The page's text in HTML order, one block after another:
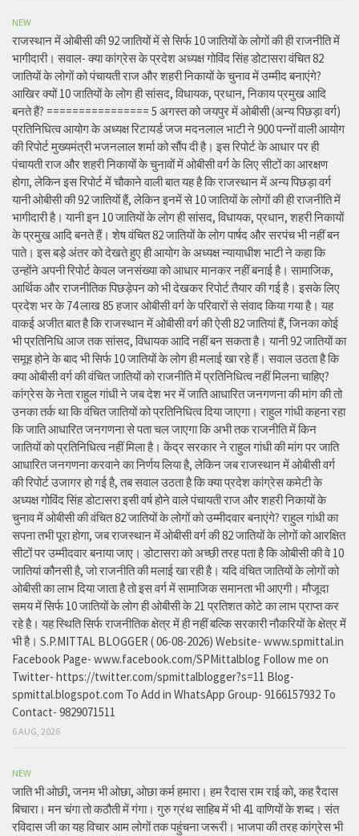
NEW
राजस्थान में ओबीसी की 92 जातियों में से सिर्फ 10 जातियों के लोगों की ही राजनीति में
भागीदारी। सवाल- क्या कांग्रेस के प्रदेश अध्यक्ष गोविंद सिंह डोटासरा वंचित 82
जातियों के लोगों को पंचायती राज और शहरी निकायों के चुनाव में उम्मीद बनाएंगे?
आखिर क्यों 10 जातियों के लोग ही सांसद, विधायक, प्रधान, निकाय प्रमुख आदि
बनते हैं? ================ 5 अगस्त को जयपुर में ओबीसी (अन्य पिछड़ा वर्ग)
प्रतिनिधित्व आयोग के अध्यक्ष रिटायर्ड जज मदनलाल भाटी ने 900 पन्नों वाली आयोग
की रिपोर्ट मुख्यमंत्री भजनलाल शर्मा को सौंप दी है। इस रिपोर्ट के आधार पर ही
पंचायती राज और शहरी निकायों के चुनावों में ओबीसी वर्ग के लिए सीटों का आरक्षण
होगा, लेकिन इस रिपोर्ट में चौकाने वाली बात यह है कि राजस्थान में अन्य पिछड़ा वर्ग
यानी ओबीसी की 92 जातियों हैं, लेकिन इनमें से 10 जातियों के लोगों की ही राजनीति में
भागीदारी है। यानी इन 10 जातियों के लोग ही सांसद, विधायक, प्रधान, शहरी निकायों
के प्रमुख आदि बनते हैं। शेष वंचित 82 जातियों के लोग पार्षद और सरपंच भी नहीं बन
पाते। इस बड़े अंतर को देखते हुए ही आयोग के अध्यक्ष न्यायाधीश भाटी ने कहा कि
उन्होंने अपनी रिपोर्ट केवल जनसंख्या को आधार मानकर नहीं बनाई है। सामाजिक,
आर्थिक और राजनीतिक पिछड़ेपन को भी देखकर रिपोर्ट तैयार की गई है। इसके लिए
प्रदेश भर के 74 लाख 85 हजार ओबीसी वर्ग के परिवारों से संवाद किया गया है। यह
वाकई अजीत बात है कि राजस्थान में ओबीसी वर्ग की ऐसी 82 जातियां हैं, जिनका कोई
भी प्रतिनिधि आज तक सांसद, विधायक आदि नहीं बन सकता है। यानी 92 जातियों का
समूह होने के बाद भी सिर्फ 10 जातियों के लोग ही मलाई खा रहे हैं। सवाल उठता है कि
क्या ओबीसी वर्ग की वंचित जातियों को राजनीति में प्रतिनिधित्व नहीं मिलना चाहिए?
कांग्रेस के नेता राहुल गांधी ने जब देश भर में जाति आधारित जनगणना की मांग की तो
उनका तर्क था कि वंचित जातियों को प्रतिनिधित्व दिया जाएगा। राहुल गांधी कहना रहा
कि जाति आधारित जनगणना से पता चल जाएगा कि अभी तक राजनीति में किन
जातियों को प्रतिनिधित्व नहीं मिला है। केंद्र सरकार ने राहुल गांधी की मांग पर जाति
आधारित जनगणना करवाने का निर्णय लिया है, लेकिन जब राजस्थान में ओबीसी वर्ग
की रिपोर्ट उजागर हो गई है, तब सवाल उठता है कि क्या प्रदेश कांग्रेस कमेटी के
अध्यक्ष गोविंद सिंह डोटासरा इसी वर्ष होने वाले पंचायती राज और शहरी निकायों के
चुनाव में ओबीसी की वंचित 82 जातियों के लोगों को उम्मीदवार बनाएंगे? राहुल गांधी का
सपना तभी पूरा होगा, जब राजस्थान में ओबीसी वर्ग की 82 जातियों के लोगों को आरक्षित
सीटों पर उम्मीदवार बनाया जाए। डोटासरा को अच्छी तरह पता है कि ओबीसी की वे 10
जातियां कौनसी है, जो राजनीति की मलाई खा रही है। यदि वंचित जातियों के लोगों को
ओबीसी का लाभ दिया जाता है तो इस वर्ग में सामाजिक समानता भी आएगी। मौजूदा
समय में सिर्फ 10 जातियों के लोग ही ओबीसी के 21 प्रतिशत कोटे का लाभ प्राप्त कर
रहे है। यह स्थिति सिर्फ राजनीतिक क्षेत्र में ही नहीं बल्कि सरकारी नौकरियों के क्षेत्र में
भी है। S.P.MITTAL BLOGGER ( 06-08-2026) Website- www.spmittal.in
Facebook Page- www.facebook.com/SPMittalblog Follow me on
Twitter- https://twitter.com/spmittalblogger?s=11 Blog-
spmittal.blogspot.com To Add in WhatsApp Group- 9166157932 To
Contact- 9829071511
6 AUG, 2026
NEW
जाति भी ओछी, जनम भी ओछा, ओछा कर्म हमारा। हम रैदास राम राई को, कह रैदास
बिचारा। मन चंगा तो कठौती में गंगा। गुरु ग्रंथ साहिब में भी 41 वाणियों के शब्द। संत
रविदास जी का यह विचार आम लोगों तक पहुंचना जरूरी। भाजपा की तरह कांग्रेस भी